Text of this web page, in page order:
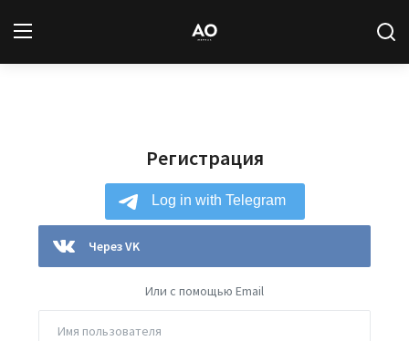
Авторы
База знаний
Регистрация
Через VK
Или с помощью Email